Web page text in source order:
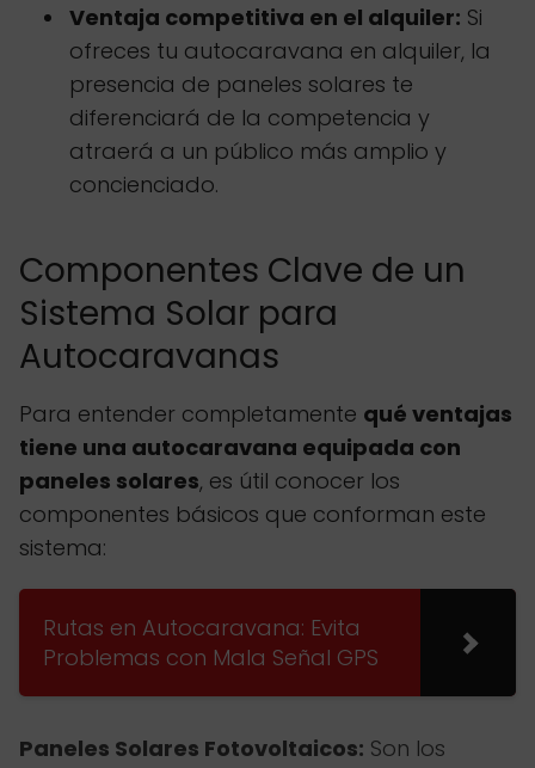
Ventaja competitiva en el alquiler: Si
ofreces tu autocaravana en alquiler, la
presencia de paneles solares te
diferenciará de la competencia y
atraerá a un público más amplio y
concienciado.
Componentes Clave de un
Sistema Solar para
Autocaravanas
Para entender completamente qué ventajas
tiene una autocaravana equipada con
paneles solares, es útil conocer los
componentes básicos que conforman este
sistema:
Rutas en Autocaravana: Evita
Problemas con Mala Señal GPS
Paneles Solares Fotovoltaicos: Son los